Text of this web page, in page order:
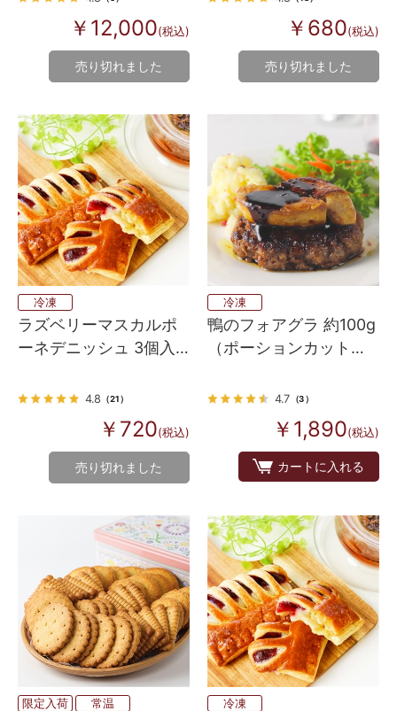
￥12,000(税込)
売り切れました
￥680(税込)
売り切れました
冷凍
ラズベリーマスカルポ
ーネデニッシュ 3個入
4.8 （21）
￥720(税込)
売り切れました
冷凍
鴨のフォアグラ 約100g
（ポーションカット済
4.7 （3）
￥1,890(税込)
カートに入れる
限定入荷 常温 冷凍